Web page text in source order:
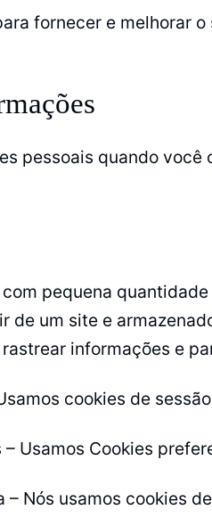
fornecer e melhorar
pessoais quando
pequena
de um site e
informações e
cookies de
Usamos Cookies
– Nós usamos cookies